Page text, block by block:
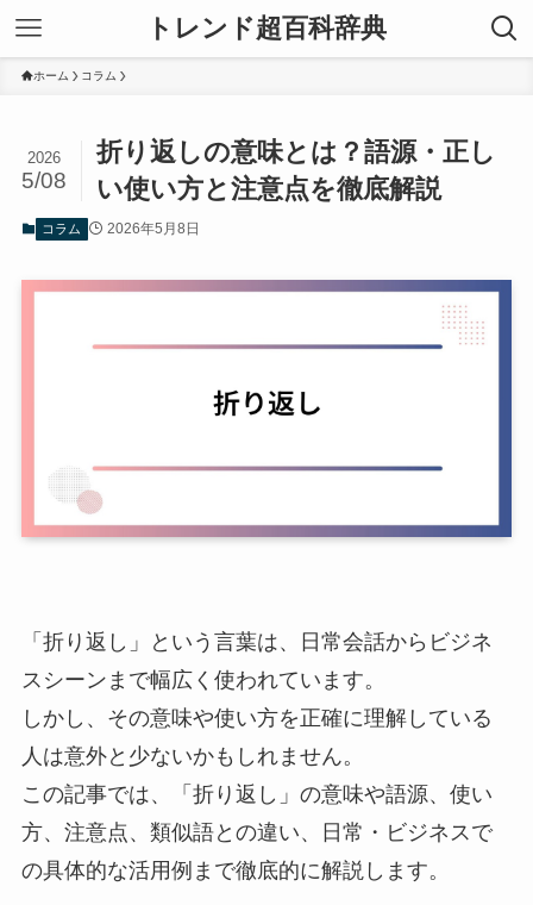
トレンド超百科辞典
ホーム コラム
折り返しの意味とは？語源・正し
い使い方と注意点を徹底解説
2026
5/08
コラム 2026年5月8日
「折り返し」という言葉は、日常会話からビジネ
スシーンまで幅広く使われています。
しかし、その意味や使い方を正確に理解している
人は意外と少ないかもしれません。
この記事では、「折り返し」の意味や語源、使い
方、注意点、類似語との違い、日常・ビジネスで
の具体的な活用例まで徹底的に解説します。